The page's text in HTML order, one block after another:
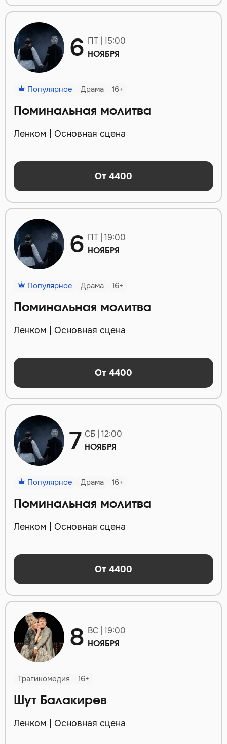
6 ПТ | 15:00
НОЯБРЯ
Популярное Драма 16+
Поминальная молитва
Ленком | Основная сцена
От 4400
6 ПТ | 19:00
НОЯБРЯ
Популярное Драма 16+
Поминальная молитва
Ленком | Основная сцена
От 4400
7 СБ | 12:00
НОЯБРЯ
Популярное Драма 16+
Поминальная молитва
Ленком | Основная сцена
От 4400
8 ВС | 19:00
НОЯБРЯ
Трагикомедия 16+
Шут Балакирев
Ленком | Основная сцена